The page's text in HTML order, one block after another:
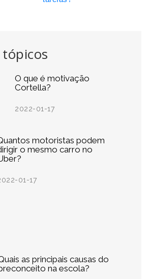
O que é motivação
Cortella?
2022-01-17
motoristas podem
o mesmo carro no
01-17
as principais causas do
na escola?